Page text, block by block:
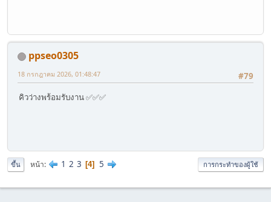
ppseo0305
#79
18 กรกฎาคม 2026, 01:48:47
คิวว่างพร้อมรับงาน ✅✅✅
ขึ้น หน้า 1 2 3 4 5 การกระทำของผู้ใช้